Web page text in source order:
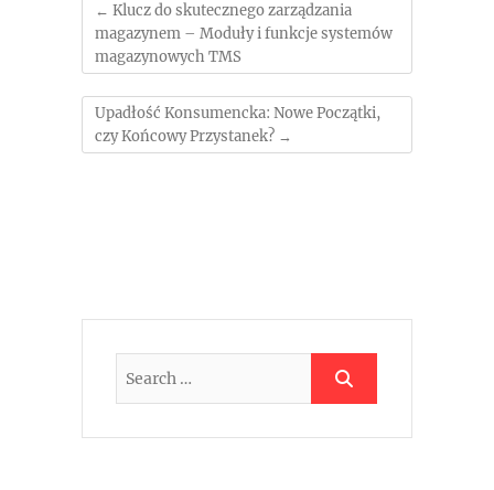
← Klucz do skutecznego zarządzania
magazynem – Moduły i funkcje systemów
magazynowych TMS
Upadłość Konsumencka: Nowe Początki,
czy Końcowy Przystanek? →